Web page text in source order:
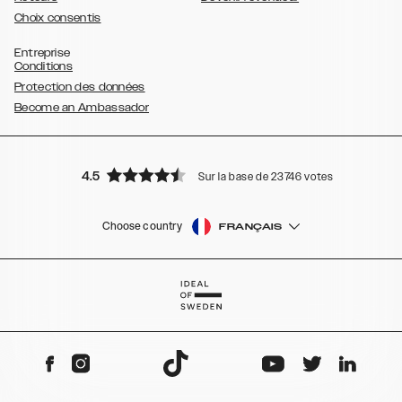
Choix consentis
Entreprise
Conditions
Protection des données
Become an Ambassador
4.5 Sur la base de 23746 votes
Choose country FRANÇAIS